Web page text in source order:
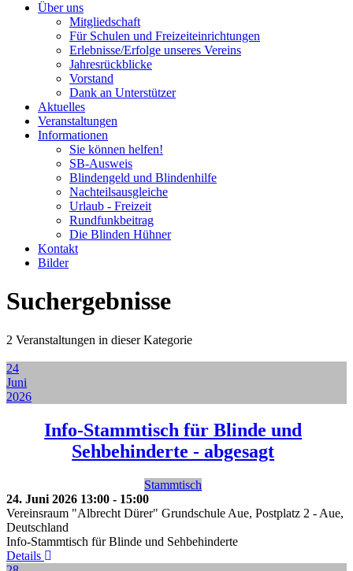
Über uns
Mitgliedschaft
Für Schulen und Freizeiteinrichtungen
Erlebnisse/Erfolge unseres Vereins
Jahresrückblicke
Vorstand
Dank an Unterstützer
Aktuelles
Veranstaltungen
Informationen
Sie können helfen!
SB-Ausweis
Blindengeld und Blindenhilfe
Nachteilsausgleiche
Urlaub - Freizeit
Rundfunkbeitrag
Die Blinden Hühner
Kontakt
Bilder
Suchergebnisse
2 Veranstaltungen in dieser Kategorie
24
Juni
2026
Info-Stammtisch für Blinde und
Sehbehinderte - abgesagt
Stammtisch
24. Juni 2026 13:00 - 15:00
Vereinsraum "Albrecht Dürer" Grundschule Aue, Postplatz 2 - Aue,
Deutschland
Info-Stammtisch für Blinde und Sehbehinderte
Details